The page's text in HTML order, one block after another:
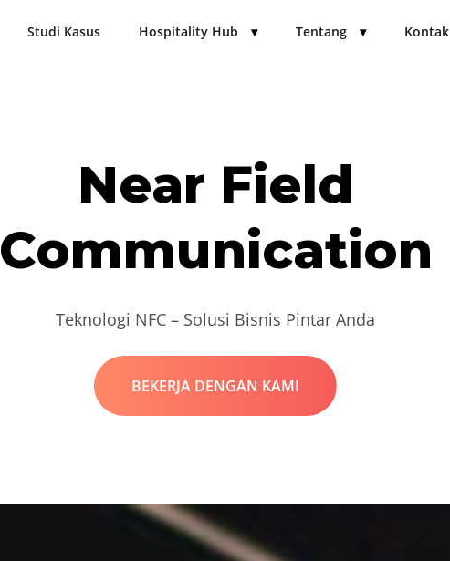
Studi Kasus Hospitality Hub ▾ Tentang ▾ Kontak
Near Field
Communication
Teknologi NFC – Solusi Bisnis Pintar Anda
BEKERJA DENGAN KAMI